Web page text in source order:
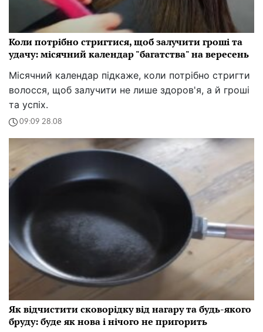
Коли потрібно стригтися, щоб залучити гроші та
удачу: місячний календар "багатства" на вересень
Місячний календар підкаже, коли потрібно стригти
волосся, щоб залучити не лише здоров'я, а й гроші
та успіх.
09:09 28.08
Як відчистити сковорідку від нагару та будь-якого
бруду: буде як нова і нічого не пригорить